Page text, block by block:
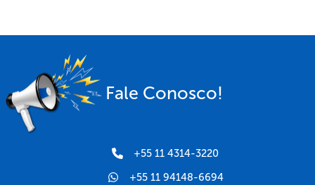
Fale Conosco!
+55 11 4314-3220
+55 11 94148-6694